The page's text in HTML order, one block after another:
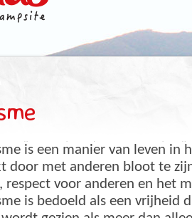
is een manier van leven in
door met anderen bloot te
respect voor anderen en het
is bedoeld als een vrijheid